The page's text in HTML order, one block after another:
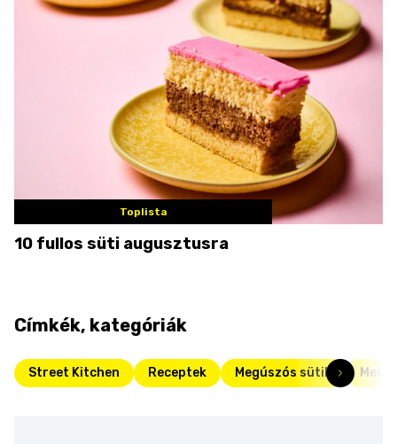
Toplista
10 fullos süti augusztusra
Címkék, kategóriák
Street Kitchen Receptek Megúszós sütik